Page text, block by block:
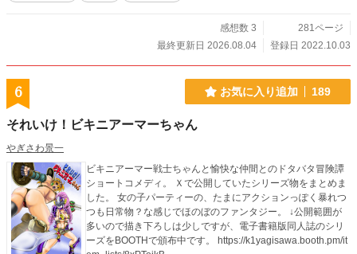
感想数 3
281ページ
最終更新日 2026.08.04
登録日 2022.10.03
6 お気に入り追加 189
それいけ！ビキニアーマーちゃん
やぎさわ景一
ビキニアーマー戦士ちゃんと愉快な仲間とのドタバタ冒険譚
ショートコメディ。 Ｘで公開していたシリーズ物をまとめま
した。 女の子パーティーの、たまにアクションっぽく暴れつ
つも日常物？な感じでほのぼのファンタジー。 ↓公開範囲が
多いので描き下ろしは少しですが、電子書籍版同人誌のシリ
ーズをBOOTHで頒布中です。 https://k1yagisawa.booth.pm/it